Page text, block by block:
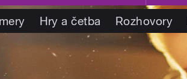
Hry a četba Rozhovory